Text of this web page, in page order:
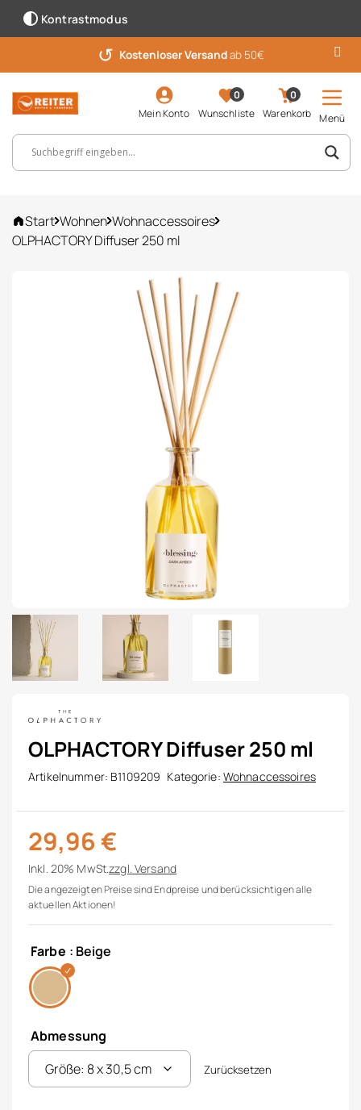
Kontrastmodus
↺ Kostenloser Versandab 50€
Mein Konto
0
Wunschliste
0
Warenkorb
Menü
Suchbegriff, Artikelnummer ...
Start Wohnen Wohnaccessoires
OLPHACTORY Diffuser 250 ml
OLPHACTORY Diffuser 250 ml
Artikelnummer: B1109209 Kategorie: Wohnaccessoires
29,96 €
Inkl. 20% MwSt.zzgl.Versand
Die angezeigten Preise sind Endpreise und berücksichtigen alle
aktuellen Aktionen!
Farbe : Beige
Abmessung
Zurücksetzen